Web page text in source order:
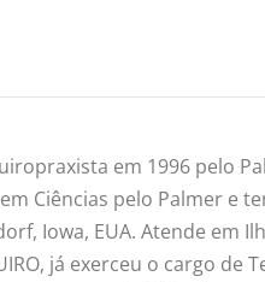
em 1996 pelo
Ciências pelo Palmer e
Iowa, EUA. Atende em
já exerceu o cargo